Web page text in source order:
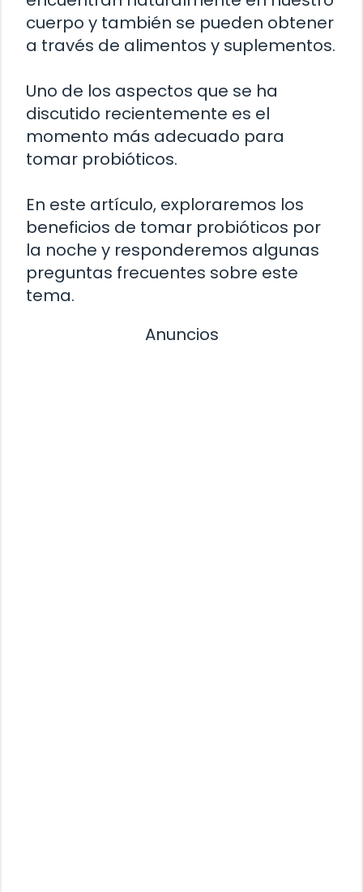
cuerpo y también se pueden obtener
a través de alimentos y suplementos.
Uno de los aspectos que se ha
discutido recientemente es el
momento más adecuado para
tomar probióticos.
En este artículo, exploraremos los
beneficios de tomar probióticos por
la noche y responderemos algunas
preguntas frecuentes sobre este
tema.
Anuncios